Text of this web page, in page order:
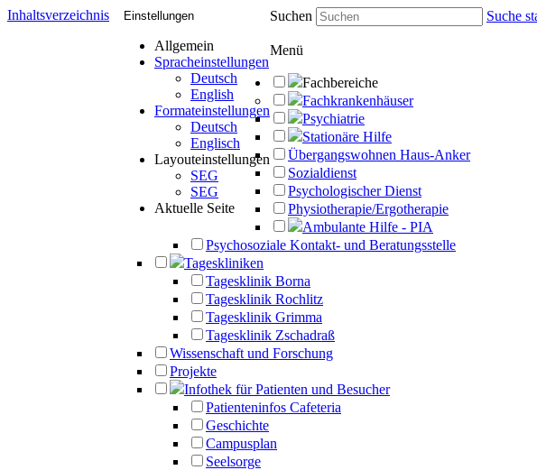
Inhaltsverzeichnis Einstellungen
Allgemein
Spracheinstellungen
Deutsch
English
Formateinstellungen
Deutsch
Englisch
Layouteinstellungen
SEG
SEG
Aktuelle Seite
Suchen Suche
Menü
Fachbereiche
Fachkrankenhäuser
Psychiatrie
Stationäre Hilfe
Übergangswohnen Haus-Anker
Sozialdienst
Psychologischer Dienst
Physiotherapie/Ergotherapie
Ambulante Hilfe - PIA
Psychosoziale Kontakt- und Beratungsstelle
Tageskliniken
Tagesklinik Borna
Tagesklinik Rochlitz
Tagesklinik Grimma
Tagesklinik Zschadraß
Wissenschaft und Forschung
Projekte
Infothek für Patienten und Besucher
Patienteninfos Cafeteria
Geschichte
Campusplan
Seelsorge